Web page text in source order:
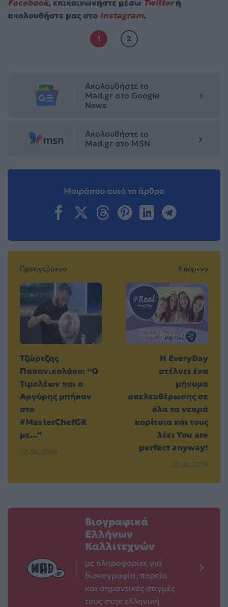
Facebook, επικοινωνήστε μέσω Twitterή
ακολουθήστε μας στο Instagram.
1 2
Ακολουθήστε το
Mad.gr στο Google
News
Ακολουθήστε το
Mad.gr στο MSN
Μοιράσου αυτό το άρθρο
Προηγούμενο
Τζώρτζης
Παπανικολάου: “Ο
Τιμολέων και ο
Αργύρης μπήκαν
στο
#MasterChefGR
με…”
12.04.2018
Επόμενο
Η EveryDay
στέλνει ένα
μήνυμα
απελευθέρωσης σε
όλα τα νεαρά
κορίτσια και τους
λέει You are
perfect anyway!
12.04.2018
Βιογραφικά
Ελλήνων
Καλλιτεχνών
με πληροφορίες για
δισκογραφία, πορεία
και σημαντικές στιγμές
τους στην ελληνική